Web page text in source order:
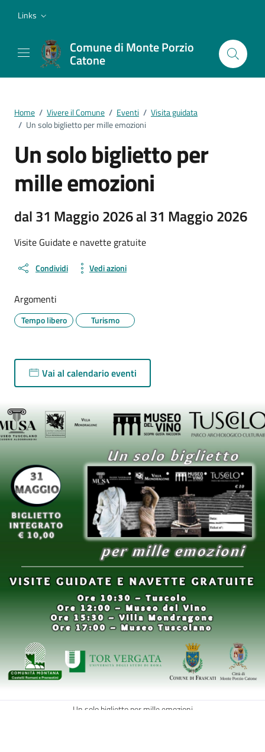
Links
Comune di Monte Porzio
Catone
Home / Vivere il Comune / Eventi / Visita guidata
/ Un solo biglietto per mille emozioni
Un solo biglietto per
mille emozioni
dal 31 Maggio 2026 al 31 Maggio 2026
Visite Guidate e navette gratuite
Condividi Vedi azioni
Argomenti
Tempo libero Turismo
Vai al calendario eventi
Un solo biglietto per mille emozioni